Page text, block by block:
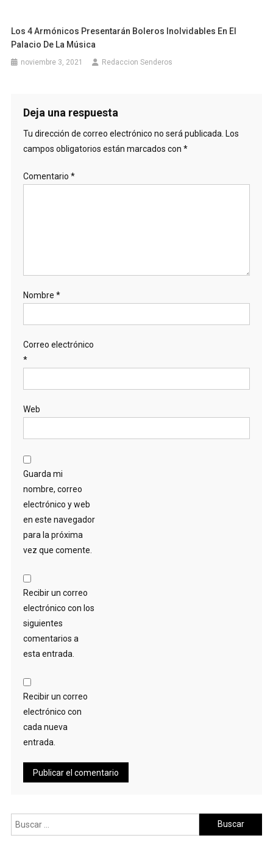
Los 4 Armónicos Presentarán Boleros Inolvidables En El
Palacio De La Música
noviembre 3, 2021 Redaccion Senderos
Deja una respuesta
Tu dirección de correo electrónico no será publicada. Los
campos obligatorios están marcados con *
Comentario *
Nombre *
Correo electrónico
*
Web
Guarda mi
nombre, correo
electrónico y web
en este navegador
para la próxima
vez que comente.
Recibir un correo
electrónico con los
siguientes
comentarios a
esta entrada.
Recibir un correo
electrónico con
cada nueva
entrada.
Buscar: